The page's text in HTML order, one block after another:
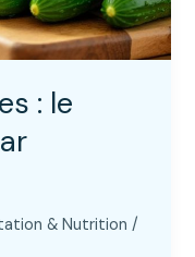
: le
& Nutrition /